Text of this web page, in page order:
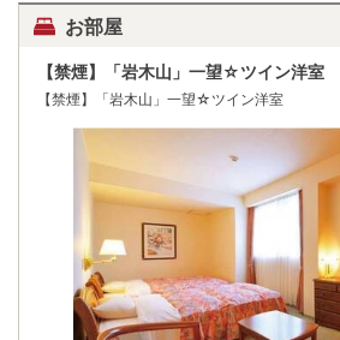
お部屋
【禁煙】「岩木山」一望☆ツイン洋室
【禁煙】「岩木山」一望☆ツイン洋室